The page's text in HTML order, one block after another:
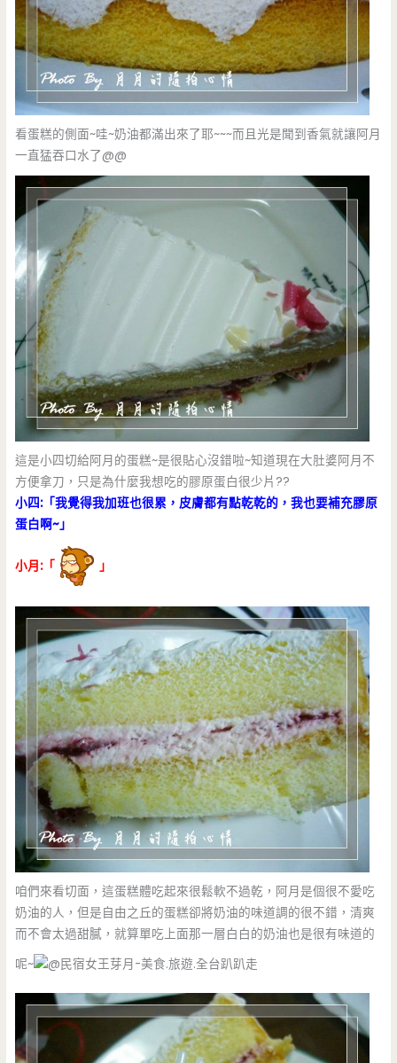
看蛋糕的側面~哇~奶油都滿出來了耶~~~而且光是聞到香氣就讓阿月
一直猛吞口水了@@
這是小四切給阿月的蛋糕~是很貼心沒錯啦~知道現在大肚婆阿月不
方便拿刀，只是為什麼我想吃的膠原蛋白很少片??
小四:「我覺得我加班也很累，皮膚都有點乾乾的，我也要補充膠原
蛋白啊~」
小月:「 」
咱們來看切面，這蛋糕體吃起來很鬆軟不過乾，阿月是個很不愛吃
奶油的人，但是自由之丘的蛋糕卻將奶油的味道調的很不錯，清爽
而不會太過甜膩，就算單吃上面那一層白白的奶油也是很有味道的
呢~